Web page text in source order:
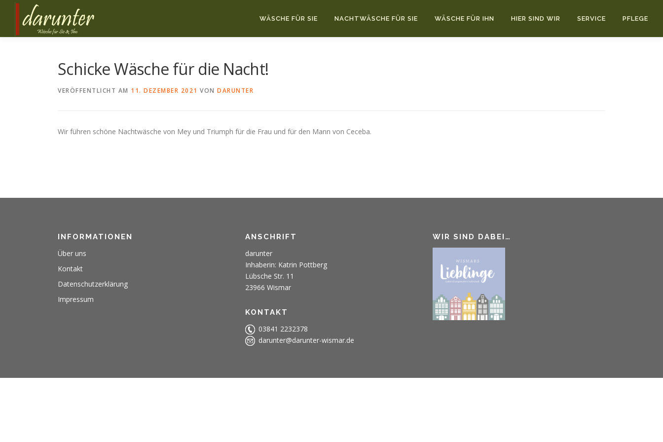
springen
WÄSCHE FÜR SIE NACHTWÄSCHE FÜR SIE WÄSCHE FÜR IHN HIER SIND WIR SERVICE PFLEGE
Schicke Wäsche für die Nacht!
VERÖFFENTLICHT AM 11. DEZEMBER 2021 VON DARUNTER
Wir führen schöne Nachtwäsche von Mey und Triumph für die Frau und für den Mann von Ceceba.
INFORMATIONEN
Über uns
Kontakt
Datenschutzerklärung
Impressum
ANSCHRIFT
darunter
Inhaberin: Katrin Pottberg
Lübsche Str. 11
23966 Wismar
KONTAKT
03841 2232378
darunter@darunter-wismar.de
WIR SIND DABEI…